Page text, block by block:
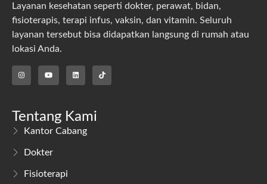
Layanan kesehatan seperti dokter, perawat, bidan,
fisioterapis, terapi infus, vaksin, dan vitamin. Seluruh
layanan tersebut bisa didapatkan langsung di rumah atau
lokasi Anda.
Tentang Kami
Kantor Cabang
Dokter
Fisioterapi